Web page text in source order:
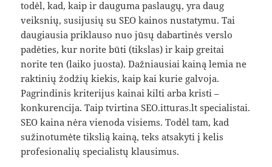
todėl, kad, kaip ir dauguma paslaugų, yra daug
veiksnių, susijusių su SEO kainos nustatymu. Tai
daugiausia priklauso nuo jūsų dabartinės verslo
padėties, kur norite būti (tikslas) ir kaip greitai
norite ten (laiko juosta). Dažniausiai kainą lemia ne
raktinių žodžių kiekis, kaip kai kurie galvoja.
Pagrindinis kriterijus kainai kilti arba kristi –
konkurencija. Taip tvirtina SEO.itturas.lt specialistai.
SEO kaina nėra vienoda visiems. Todėl tam, kad
sužinotumėte tikslią kainą, teks atsakyti į kelis
profesionalių specialistų klausimus.